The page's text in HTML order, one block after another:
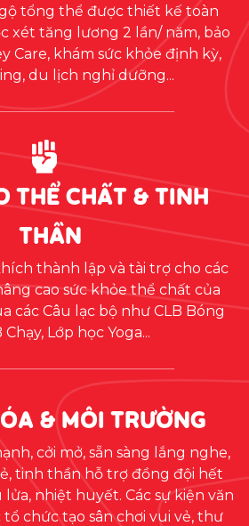
tổng thể được thiết kế toàn
xét tăng lương 2 lần/ năm, bảo
Care, khám sức khỏe định kỳ,
du lịch nghỉ dưỡng...
THỂ CHẤT & TINH
THẦN
thành lập và tài trợ cho các
cao sức khỏe thể chất của
các Câu lạc bộ như CLB Bóng
Chạy, Lớp học Yoga...
& MÔI TRƯỜNG
cởi mở, sẵn sàng lắng nghe,
tinh thần hỗ trợ đồng đội hết
nhiệt huyết. Các sự kiện văn
chức tạo sân chơi vui vẻ, thư